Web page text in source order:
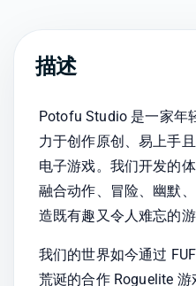
描述
Potofu Studio 是一家年
力于创作原创、易上手
电子游戏。我们开发的
融合动作、冒险、幽默
造既有趣又令人难忘的游
我们的世界如今通过
荒诞的合作 Roguelite